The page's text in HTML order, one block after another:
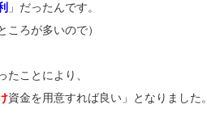
」だったんです。
ころが多いので）
たことにより、
資金を用意すれば良い」となりました。